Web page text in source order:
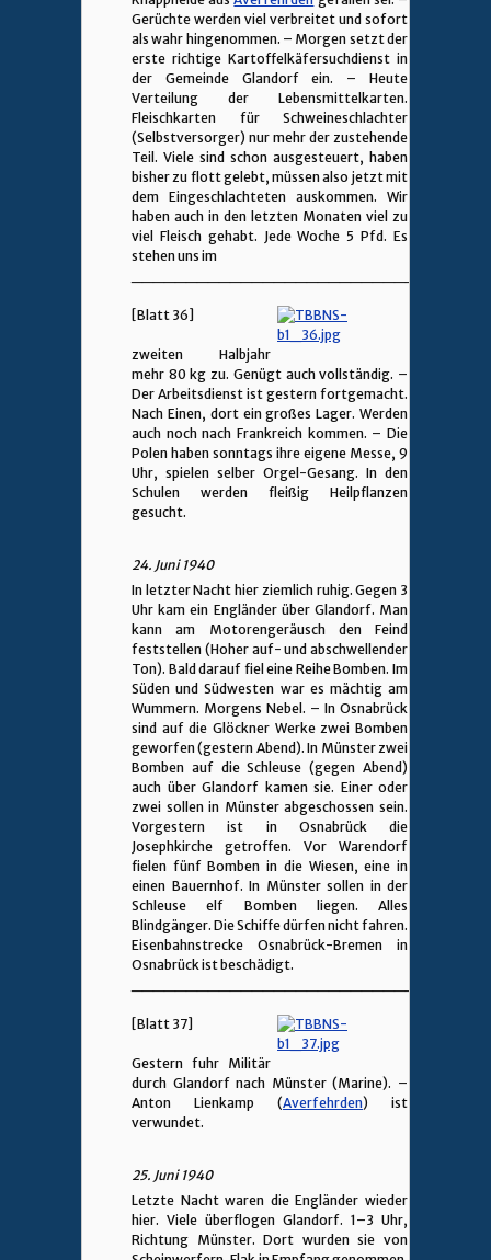
Gerüchte werden viel verbreitet und sofort
als wahr hingenommen. – Morgen setzt der
erste richtige Kartoffelkäfersuchdienst in
der Gemeinde Glandorf ein. – Heute
Verteilung der Lebensmittelkarten.
Fleischkarten für Schweineschlachter
(Selbstversorger) nur mehr der zustehende
Teil. Viele sind schon ausgesteuert, haben
bisher zu flott gelebt, müssen also jetzt mit
dem Eingeschlachteten auskommen. Wir
haben auch in den letzten Monaten viel zu
viel Fleisch gehabt. Jede Woche 5 Pfd. Es
stehen uns im
[Blatt 36]
zweiten Halbjahr
mehr 80 kg zu. Genügt auch vollständig. –
Der Arbeitsdienst ist gestern fortgemacht.
Nach Einen, dort ein großes Lager. Werden
auch noch nach Frankreich kommen. – Die
Polen haben sonntags ihre eigene Messe, 9
Uhr, spielen selber Orgel-Gesang. In den
Schulen werden fleißig Heilpflanzen
gesucht.
24. Juni 1940
In letzter Nacht hier ziemlich ruhig. Gegen 3
Uhr kam ein Engländer über Glandorf. Man
kann am Motorengeräusch den Feind
feststellen (Hoher auf- und abschwellender
Ton). Bald darauf fiel eine Reihe Bomben. Im
Süden und Südwesten war es mächtig am
Wummern. Morgens Nebel. – In Osnabrück
sind auf die Glöckner Werke zwei Bomben
geworfen (gestern Abend). In Münster zwei
Bomben auf die Schleuse (gegen Abend)
auch über Glandorf kamen sie. Einer oder
zwei sollen in Münster abgeschossen sein.
Vorgestern ist in Osnabrück die
Josephkirche getroffen. Vor Warendorf
fielen fünf Bomben in die Wiesen, eine in
einen Bauernhof. In Münster sollen in der
Schleuse elf Bomben liegen. Alles
Blindgänger. Die Schiffe dürfen nicht fahren.
Eisenbahnstrecke Osnabrück-Bremen in
Osnabrück ist beschädigt.
[Blatt 37]
Gestern fuhr Militär
durch Glandorf nach Münster (Marine). –
Anton Lienkamp (Averfehrden) ist
verwundet.
25. Juni 1940
Letzte Nacht waren die Engländer wieder
hier. Viele überflogen Glandorf. 1–3 Uhr,
Richtung Münster. Dort wurden sie von